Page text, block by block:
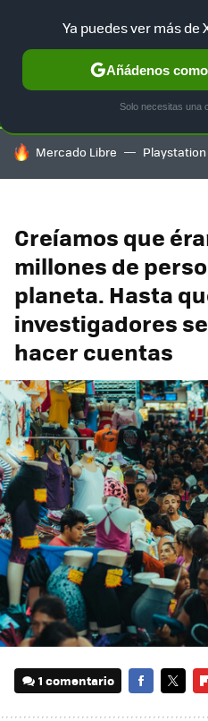
SELECCIÓN GAMING
HOY SE HABLA DE
Mercado Libre Playstation
Creíamos que
millones de
planeta. Hasta
investigadores
hacer cuentas
1 comentario
Ya puedes ver más de
Añádenos
Solo necesitas una